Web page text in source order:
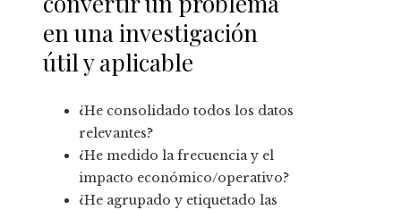
en una investigación
útil y aplicable
¿He consolidado todos los datos
relevantes?
¿He medido la frecuencia y el
impacto económico/operativo?
¿He agrupado y etiquetado las